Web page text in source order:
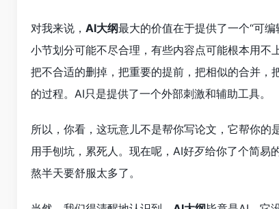
对我来说， AI大纲最大的价值在于提供了一个“可
小节划分可能不尽合理，有些内容点可能根本用
把不合适的删掉，把重要的提前，把相似的合并
的过程。AI只是提供了一个外部刺激和辅助工具。
所以，你看，这玩意儿不是帮你写论文，它帮你的
用手刨坑，累死人。现在呢，AI好歹给你了个简易
熬半天要舒服太多了。